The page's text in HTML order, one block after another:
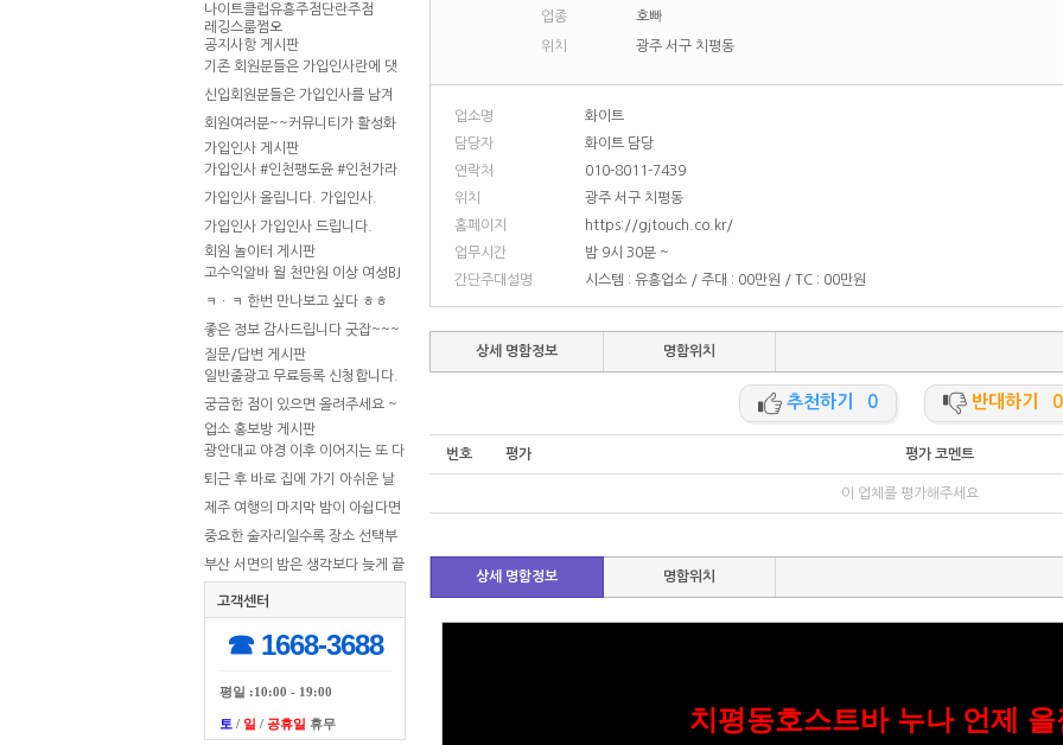
나이트클럽유흥주점단란주점
레깅스룸쩜오
공지사항 게시판
기존 회원분들은 가입인사란에 댓
글로 신입회원을 환영해주세요~
신입회원분들은 가입인사를 남겨
주세요~~~
회원여러분~~커뮤니티가 활성화
되었습니다 ( 주의 사항 필독 )
가입인사 게시판
가입인사 #인천팽도윤 #인천가라
오케
가입인사 올립니다. 가입인사.
가입인사 가입인사 드립니다.
회원 놀이터 게시판
고수익알바 월 천만원 이상 여성BJ
or 남자 존잘BJ 모집합니다.
ㅋㆍㅋ 한번 만나보고 싶다 ㅎㅎ
좋은 정보 감사드립니다 굿잡~~~
질문/답변 게시판
일반줄광고 무료등록 신청합니다.
궁금한 점이 있으면 올려주세요 ~
~
업소 홍보방 게시판
광안대교 야경 이후 이어지는 또 다
른 밤
퇴근 후 바로 집에 가기 아쉬운 날
제주 여행의 마지막 밤이 아쉽다면
중요한 술자리일수록 장소 선택부
터 달라야 합니다
부산 서면의 밤은 생각보다 늦게 끝
고객센터
☎ 1668-3688
평일 :10:00 - 19:00
토 / 일 / 공휴일 휴무
업종 호빠
위치 광주 서구 치평동
업소명
화이트
담당자
화이트 담당
연락처
010-8011-7439
위치
광주 서구 치평동
홈페이지
https://gjtouch.co.kr/
업무시간
밤 9시 30분 ~
간단주대설명
시스템 : 유흥업소 / 주대 : 00만원 / TC : 00만원
상세 명함정보 명함위치
추천하기 0 반대하기 0
번호 평가 평가 코멘트
이 업체를 평가해주세요
상세 명함정보 명함위치
치평동호스트바누나 언제 올